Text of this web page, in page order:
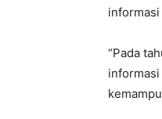
“Pada
informasi